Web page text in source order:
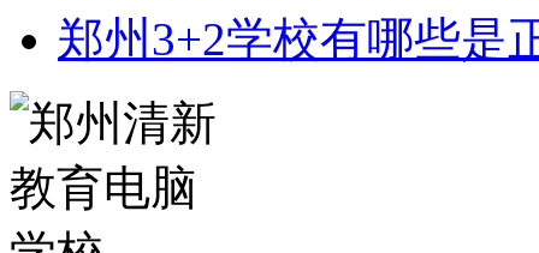
郑州3+2学校有哪些是